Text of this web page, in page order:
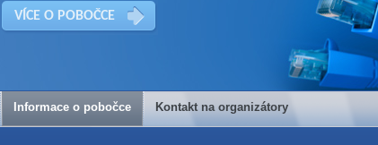
VÍCE O POBOČCE
Kontakt na organizátory
Informace o pobočce Kontakt na organizátory